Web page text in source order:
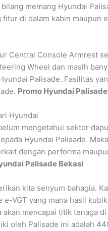
memang Hyundai
fitur di dalam kabin maupun
Central Console Armrest
Wheel dan masih
Palisade. Fasilitas
Promo Hyundai
Hyundai
mengetahui sektor
Hyundai Palisade.
dengan performa
Palisade Bekasi
kita senyum bahagia.
VGT yang mana hasil
mencapai titik tenaga
oleh Palisade ini adalah